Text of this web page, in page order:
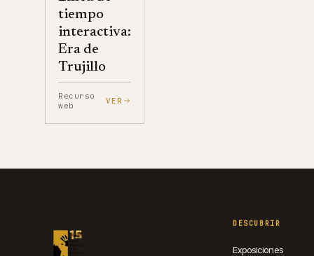
tiempo
interactiva:
Era de
Trujillo
Recurso
web
VER
DESCUBRIR
Exposiciones